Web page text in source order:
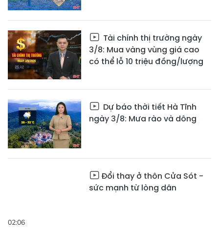
Tài chính thị trường ngày
3/8: Mua vàng vùng giá cao
có thể lỗ 10 triệu đồng/lượng
Dự báo thời tiết Hà Tĩnh
ngày 3/8: Mưa rào và dông
02:06
Đổi thay ở thôn Cửa Sót -
sức mạnh từ lòng dân